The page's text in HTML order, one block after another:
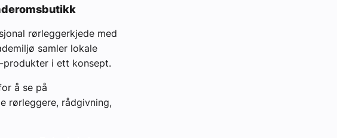
rørleggerkjede med
samler lokale
produkter i ett konsept.
å se på
rørleggere, rådgivning,